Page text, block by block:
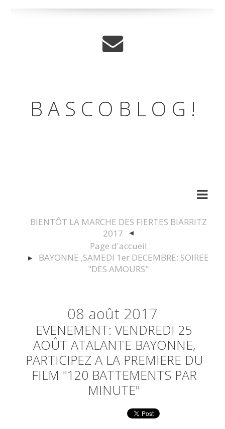
B A S C O B L O G !
BIENTÔT LA MARCHE DES FIERTES BIARRITZ
2017
Page d'accueil
BAYONNE ,SAMEDI 1er DECEMBRE: SOIREE
"DES AMOURS"
08 août 2017
EVENEMENT: VENDREDI 25
AOÛT ATALANTE BAYONNE,
PARTICIPEZ A LA PREMIERE DU
FILM "120 BATTEMENTS PAR
MINUTE"